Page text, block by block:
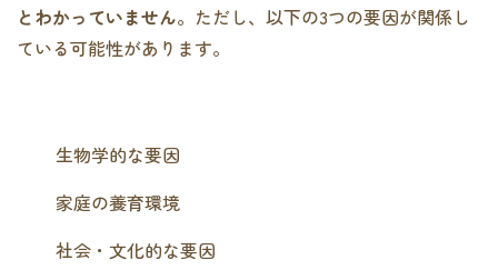
とわかっていません。ただし、以下の3つの要因が関係し
ている可能性があります。
生物学的な要因
家庭の養育環境
社会・文化的な要因